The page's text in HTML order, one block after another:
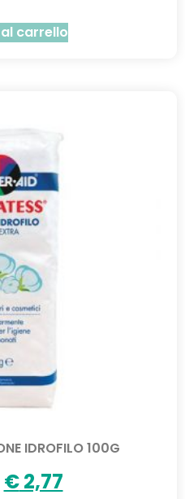
carrello
IDROFILO 100G
€2,77